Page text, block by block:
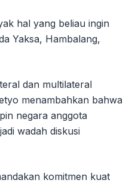
hal yang beliau ingin
Yaksa, Hambalang,
dan multilateral
menambahkan bahwa
negara anggota
wadah diskusi
komitmen kuat